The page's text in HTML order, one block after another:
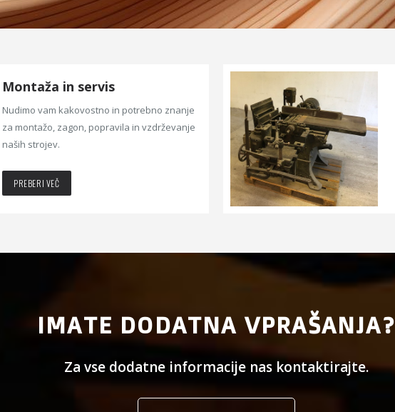
Montaža in servis
Nudimo vam kakovostno in potrebno znanje
za montažo, zagon, popravila in vzdrževanje
naših strojev.
PREBERI VEČ
IMATE DODATNA VPRAŠANJA?
Za vse dodatne informacije nas kontaktirajte.